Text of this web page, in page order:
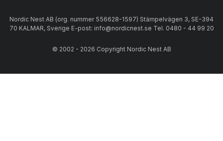
Nordic Nest AB (org. nummer 556628-1597) Stämpelvägen 3, SE-394
70 KALMAR, Sverige E-post: info@nordicnest.se Tel. 0480 - 44 99 20
© 2002 - 2026 Copyright Nordic Nest AB